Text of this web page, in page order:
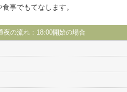
事でもてなします。
夜の流れ：18:00開始の場合